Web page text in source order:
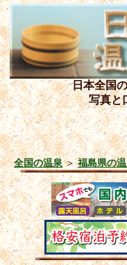
日本全国
写真と
全国の温泉＞福島県の